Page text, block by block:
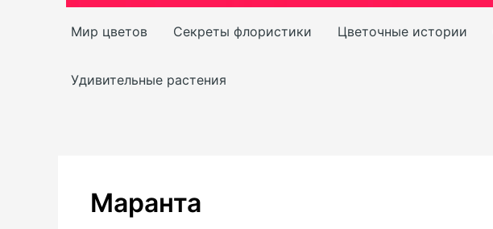
Мир цветов Секреты флористики Цветочные истории
Удивительные растения
Маранта